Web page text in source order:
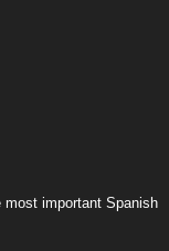
important Spanish